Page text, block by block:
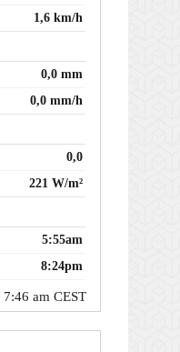
1,6 km/h
0,0 mm
0,0 mm/h
0,0
221 W/m²
5:55am
8:24pm
am CEST